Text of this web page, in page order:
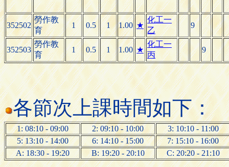
352502
勞作教
育
1 0.5 1 1.00 ★
化工一
乙
9
352503
勞作教
育
1 0.5 1 1.00 ★
化工一
丙
9
各節次上課時間如下：
1: 08:10 - 09:00 2: 09:10 - 10:00
3: 10:10 - 11:00
5: 13:10 - 14:00
6: 14:10 - 15:00
7: 15:10 - 16:00
A: 18:30 - 19:20
B: 19:20 - 20:10 C: 20:20 - 21:10